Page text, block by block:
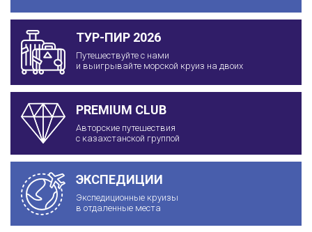
ТУР-ПИР 2026
Путешествуйте с нами
и выигрывайте морской круиз на двоих
PREMIUM CLUB
Авторские путешествия
с казахстанской группой
ЭКСПЕДИЦИИ
Экспедиционные круизы
в отдаленные места